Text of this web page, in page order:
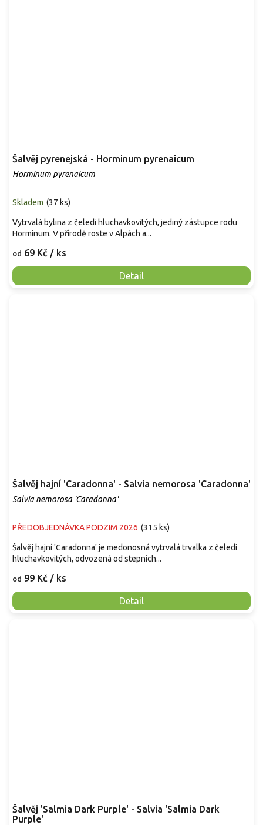
Šalvěj pyrenejská - Horminum pyrenaicum
Horminum pyrenaicum
Skladem (37 ks)
od 69 Kč / ks
Detail
Vytrvalá bylina z čeledi hluchavkovitých, jediný zástupce rodu
Horminum. V přírodě roste v Alpách a...
Šalvěj hajní 'Caradonna' - Salvia nemorosa 'Caradonna'
Salvia nemorosa 'Caradonna'
PŘEDOBJEDNÁVKA PODZIM 2026 (315 ks)
od 99 Kč / ks
Detail
Šalvěj hajní 'Caradonna' je medonosná vytrvalá trvalka z čeledi
hluchavkovitých, odvozená od stepních...
Šalvěj 'Salmia Dark Purple' - Salvia 'Salmia Dark
Purple'